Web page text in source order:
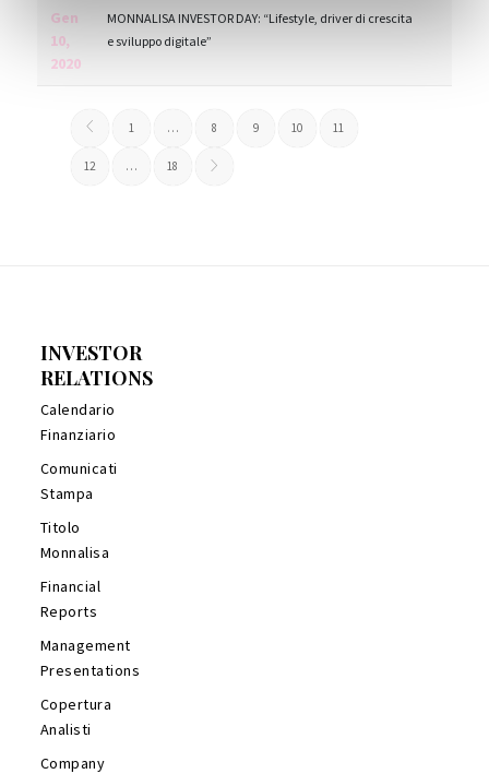
Gen
10,
2020
MONNALISA INVESTOR DAY: “Lifestyle, driver di crescita
e sviluppo digitale”
1 … 8 9 10 11
12 … 18
INVESTOR
RELATIONS
Calendario
Finanziario
Comunicati
Stampa
Titolo
Monnalisa
Financial
Reports
Management
Presentations
Copertura
Analisti
Company